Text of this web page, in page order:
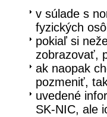
v súlade s
fyzických
pokiaľ si
zobrazovať,
ak naopak
pozmeniť,
uvedené
SK-NIC, ale